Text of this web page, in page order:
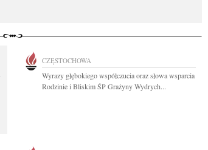
CZĘSTOCHOWA
Wyrazy głębokiego współczucia oraz słowa wsparcia
Rodzinie i Bliskim ŚP Grażyny Wydrych...